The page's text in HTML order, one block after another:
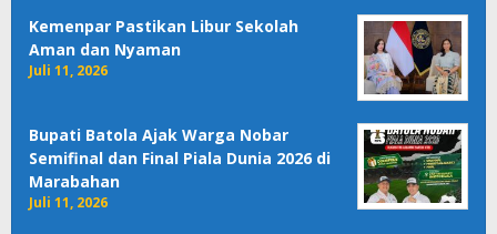
Kemenpar Pastikan Libur Sekolah
Aman dan Nyaman
Juli 11, 2026
Bupati Batola Ajak Warga Nobar
Semifinal dan Final Piala Dunia 2026 di
Marabahan
Juli 11, 2026